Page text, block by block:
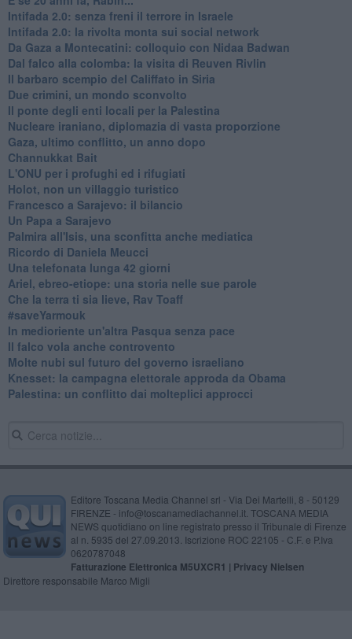
Intifada 2.0: senza freni il terrore in Israele
Intifada 2.0: la rivolta monta sui social network
Da Gaza a Montecatini: colloquio con Nidaa Badwan
Dal falco alla colomba: la visita di Reuven Rivlin
Il barbaro scempio del Califfato in Siria
Due crimini, un mondo sconvolto
Il ponte degli enti locali per la Palestina
Nucleare iraniano, diplomazia di vasta proporzione
Gaza, ultimo conflitto, un anno dopo
Channukkat Bait
L'ONU per i profughi ed i rifugiati
Holot, non un villaggio turistico
Francesco a Sarajevo: il bilancio
Un Papa a Sarajevo
Palmira all'Isis, una sconfitta anche mediatica
Ricordo di Daniela Meucci
​Una telefonata lunga 42 giorni
​Ariel, ebreo-etiope: una storia nelle sue parole
Che la terra ti sia lieve, Rav Toaff
​#saveYarmouk
​In medioriente un'altra Pasqua senza pace
​Il falco vola anche controvento
Molte nubi sul futuro del governo israeliano
Knesset: la campagna elettorale approda da Obama
Palestina: un conflitto dai molteplici approcci
Editore Toscana Media Channel srl - Via Dei Martelli, 8 - 50129
FIRENZE - info@toscanamediachannel.it. TOSCANA MEDIA
NEWS quotidiano on line registrato presso il Tribunale di Firenze
al n. 5935 del 27.09.2013. Iscrizione ROC 22105 - C.F. e P.Iva
0620787048
Fatturazione Elettronica M5UXCR1 | Privacy Nielsen
Direttore responsabile Marco Migli